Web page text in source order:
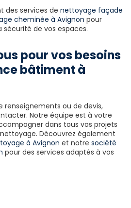
des services de nettoyage façade
cheminée à Avignon pour
de vos espaces.
pour vos besoins
bâtiment à
renseignements ou de devis,
Notre équipe est à votre
dans tous vos projets
Découvrez également
à Avignon et notre société
pour des services adaptés à vos